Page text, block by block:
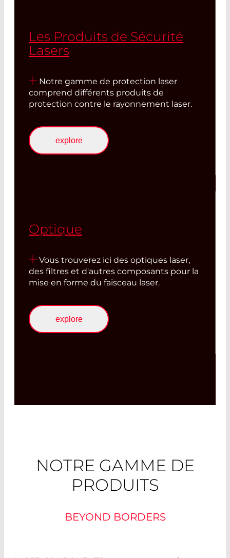
Les Produits de Sécurité
Lasers
Notre gamme de protection laser
comprend différents produits de
protection contre le rayonnement laser.
explore
Optique
Vous trouverez ici des optiques laser,
des filtres et d'autres composants pour la
mise en forme du faisceau laser.
explore
NOTRE GAMME DE
PRODUITS
BEYOND BORDERS